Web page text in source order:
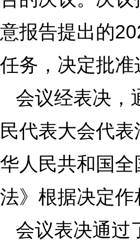
意报告提出的
任务，决定批
会议经表决，
民代表大会代
华人民共和国
法》根据决定
会议表决通过